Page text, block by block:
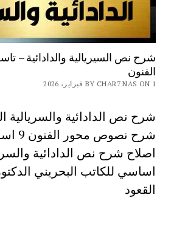
شرح نص السيريالية والدادائية –
الفنون
BY CHAR7 NAS ON 1 فبراير، 2026
شرح نص الدادائية والسريالية
شرح
اصلاح شرح نص الدادائية
اساسي للكاتب البحريني
القعود